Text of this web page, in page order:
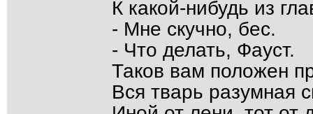
К какой-нибудь из
- Мне скучно, бес.
- Что делать, Фауст.
Таков вам положен
Вся тварь разумная